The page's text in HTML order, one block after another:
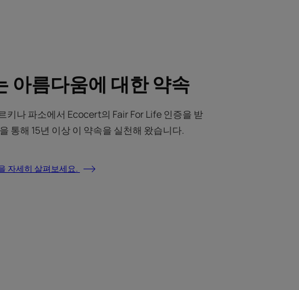
아름다움에 대한 약속
키나 파소에서 Ecocert의 Fair For Life 인증을 받
통해 15년 이상 이 약속을 실천해 왔습니다.
자세히 살펴보세요.